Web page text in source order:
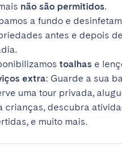
não são permitidos.
a fundo e
antes e depois
toalhas e
extra: Guarde a sua
uma tour privada,
crianças, descubra
e muito mais.